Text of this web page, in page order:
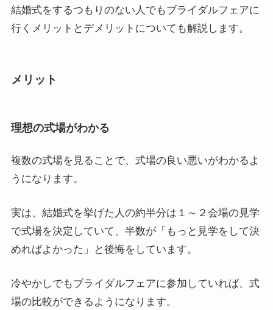
結婚式をするつもりのない人でもブライダルフェアに
行くメリットとデメリットについても解説します。
メリット
理想の式場がわかる
複数の式場を見ることで、式場の良い悪いがわかるよ
うになります。
実は、結婚式を挙げた人の約半分は１～２会場の見学
で式場を決定していて、半数が「もっと見学をして決
めればよかった」と後悔をしています。
冷やかしでもブライダルフェアに参加していれば、式
場の比較ができるようになります。